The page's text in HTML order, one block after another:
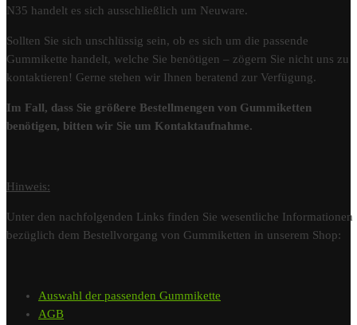
N35 handelt es sich ausschließlich um Neuware.
Sollten Sie sich unschlüssig sein, ob es sich um die passende
Gummikette handelt, welche Sie benötigen – zögern Sie nicht uns zu
kontaktieren! Gerne stehen wir Ihnen beratend zur Verfügung.
Im Fall, dass Sie größere Bestellmengen von Gummiketten
benötigen, bitten wir Sie um Kontaktaufnahme.
Hinweis:
Unter den nachfolgenden Links finden Sie wesentliche Informationen
bezüglich dem Bestellvorgang von Gummiketten in unserem Shop:
Auswahl der passenden Gummikette
AGB